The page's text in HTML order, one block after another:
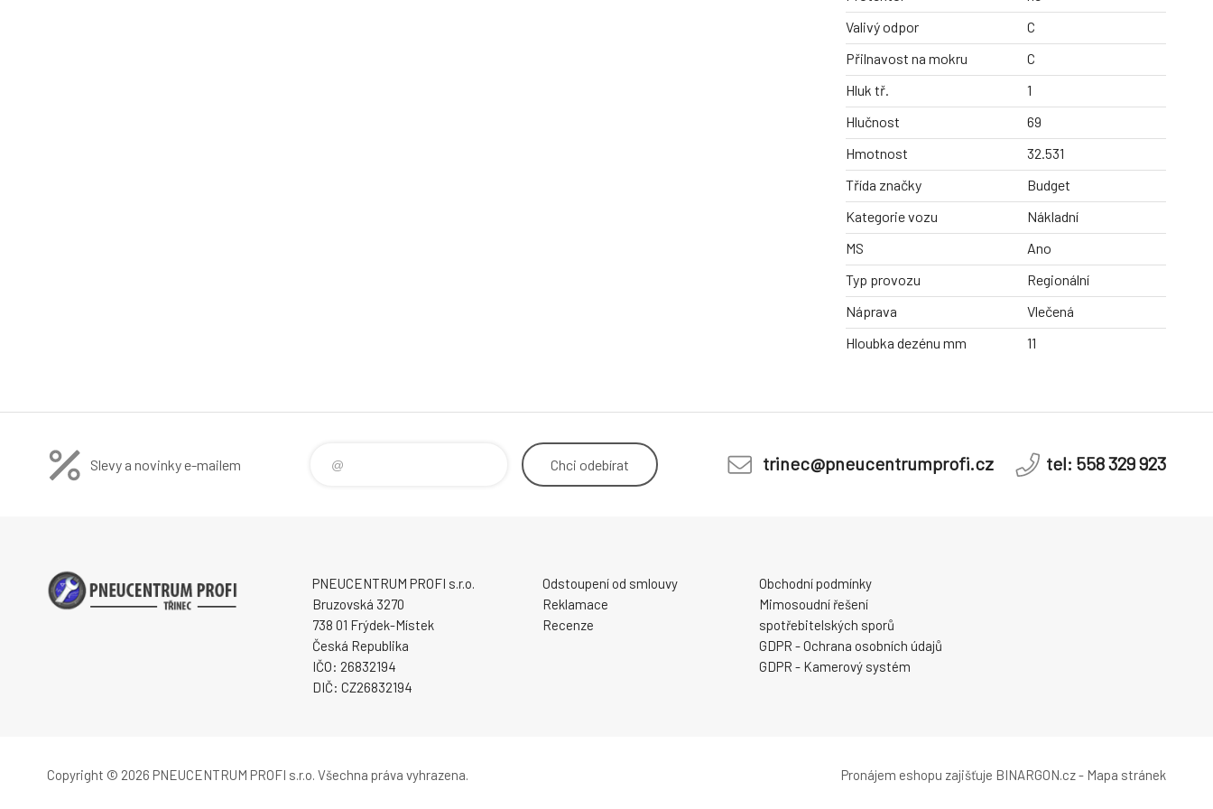
Valivý odpor
C
Přilnavost na mokru
C
Hluk tř.
1
Hlučnost
69
Hmotnost
32.531
Třída značky
Budget
Kategorie vozu
Nákladní
MS
Ano
Typ provozu
Regionální
Náprava
Vlečená
Hloubka dezénu mm
11
Slevy a novinky e-mailem Chci odebírat trinec@pneucentrumprofi.cz tel: 558 329 923
PNEUCENTRUM PROFI s.r.o.
Bruzovská 3270
738 01 Frýdek-Místek
Česká Republika
IČO: 26832194
DIČ: CZ26832194
Odstoupení od smlouvy
Reklamace
Recenze
Obchodní podmínky
Mimosoudní řešení
spotřebitelských sporů
GDPR - Ochrana osobních údajů
GDPR - Kamerový systém
Copyright © 2026 PNEUCENTRUM PROFI s.r.o. Všechna práva vyhrazena. Pronájem eshopu zajišťuje BINARGON.cz- Mapa stránek